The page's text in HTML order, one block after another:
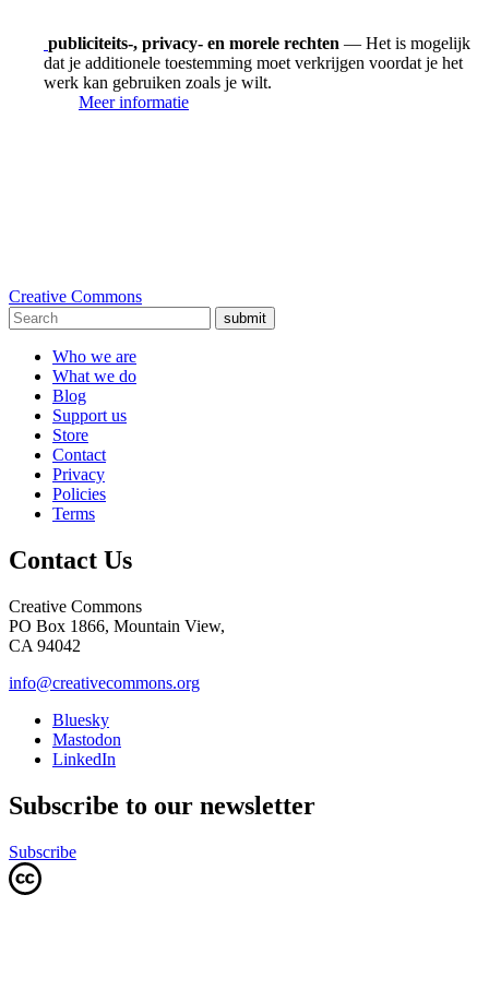
publiciteits-, privacy- en morele rechten — Het is mogelijk
dat je additionele toestemming moet verkrijgen voordat je het
werk kan gebruiken zoals je wilt.
Meer informatie
Creative Commons
submit
Who we are
What we do
Blog
Support us
Store
Contact
Privacy
Policies
Terms
Contact Us
Creative Commons
PO Box 1866, Mountain View,
CA 94042
info@creativecommons.org
Bluesky
Mastodon
LinkedIn
Subscribe to our newsletter
Subscribe